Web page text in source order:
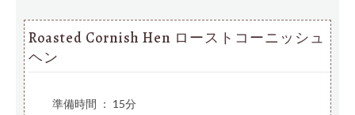
Roasted Cornish Hen ローストコーニッシュ
ヘン
準備時間 ： 15分